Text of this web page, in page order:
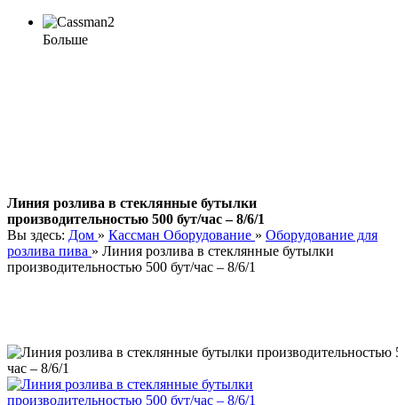
Больше
Линия розлива в стеклянные бутылки
производительностью 500 бут/час – 8/6/1
Вы здесь: Дом » Кассман Оборудование » Оборудование для
розлива пива » Линия розлива в стеклянные бутылки
производительностью 500 бут/час – 8/6/1